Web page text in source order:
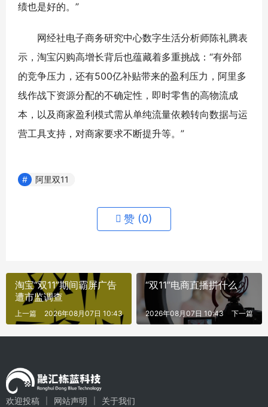
绩也是好的。”
网经社电子商务研究中心数字生活分析师陈礼腾表
示，淘宝闪购高增长背后也蕴藏着多重挑战：“有外部
的竞争压力，还有500亿补贴带来的盈利压力，阿里多
线作战下资源分配的不确定性，即时零售的高物流成
本，以及商家盈利模式需从单纯流量依赖转向数据与运
营工具支持，对商家要求不断提升等。”
阿里双11
赞 (0)
淘宝“双11”期间霸屏广告
遭市监调查
上一篇 2026年08月07日 10:43
“双11”电商直播拼什么
下一篇
2026年08月07日 10:43
欢迎投稿 网站声明 关于我们